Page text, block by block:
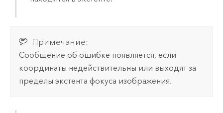
Примечание:
Сообщение об ошибке появляется, если
координаты недействительны или выходят за
пределы экстента фокуса изображения.